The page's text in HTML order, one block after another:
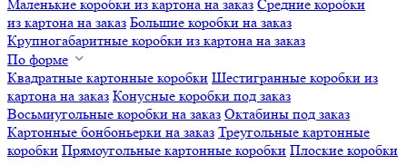
Маленькие коробки из картона на заказ Средние коробки
из картона на заказ Большие коробки на заказ
Крупногабаритные коробки из картона на заказ
По форме
Квадратные картонные коробки Шестигранные коробки из
картона на заказ Конусные коробки под заказ
Восьмиугольные коробки на заказ Октабины под заказ
Картонные бонбоньерки на заказ Треугольные картонные
коробки Прямоугольные картонные коробки Плоские коробки